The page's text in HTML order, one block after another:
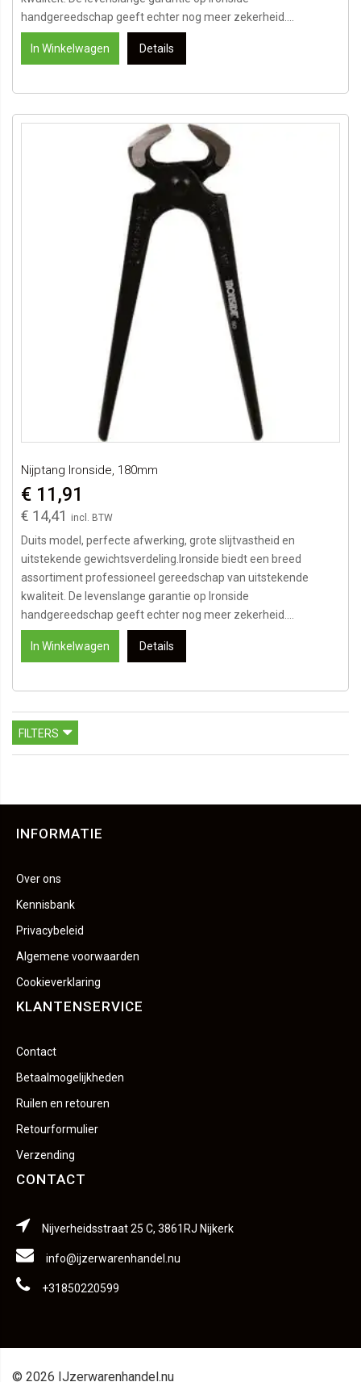
handgereedschap geeft echter nog meer zekerheid....
In Winkelwagen Details
Nijptang Ironside, 180mm
€ 14,41
€ 11,91
Duits model, perfecte afwerking, grote slijtvastheid en
uitstekende gewichtsverdeling.Ironside biedt een breed
assortiment professioneel gereedschap van uitstekende
kwaliteit. De levenslange garantie op Ironside
handgereedschap geeft echter nog meer zekerheid....
In Winkelwagen Details
FILTERS
INFORMATIE
Over ons
Kennisbank
Privacybeleid
Algemene voorwaarden
Cookieverklaring
KLANTENSERVICE
Contact
Betaalmogelijkheden
Ruilen en retouren
Retourformulier
Verzending
CONTACT
Nijverheidsstraat 25 C, 3861RJ Nijkerk
info@ijzerwarenhandel.nu
+31850220599
© 2026 IJzerwarenhandel.nu